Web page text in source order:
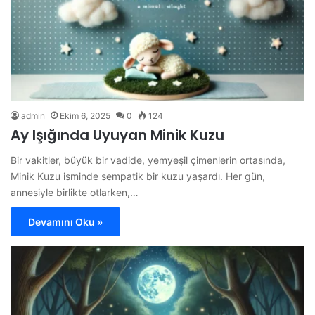
admin Ekim 6, 2025 0 124
Ay Işığında Uyuyan Minik Kuzu
Bir vakitler, büyük bir vadide, yemyeşil çimenlerin ortasında,
Minik Kuzu isminde sempatik bir kuzu yaşardı. Her gün,
annesiyle birlikte otlarken,…
Devamını Oku »